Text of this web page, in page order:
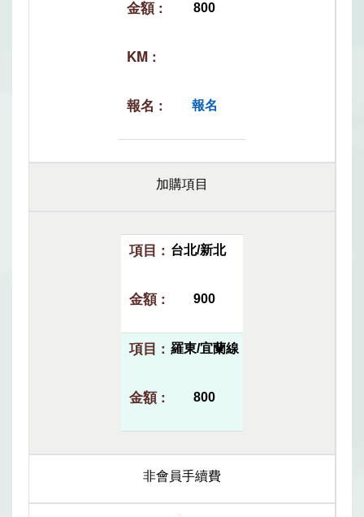
800
報名
加購項目
台北/新北
900
羅東/宜蘭線
800
非會員手續費